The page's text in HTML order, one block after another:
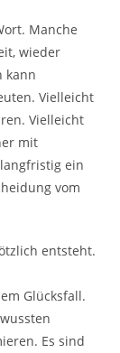
Manche
wieder
kann
Vielleicht
Vielleicht
mit
ein
vom
entsteht.
Glücksfall.
Es sind